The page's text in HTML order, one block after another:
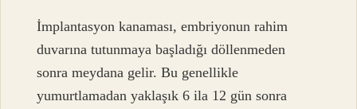
İmplantasyon kanaması, embriyonun rahim
duvarına tutunmaya başladığı döllenmeden
sonra meydana gelir. Bu genellikle
yumurtlamadan yaklaşık 6 ila 12 gün sonra